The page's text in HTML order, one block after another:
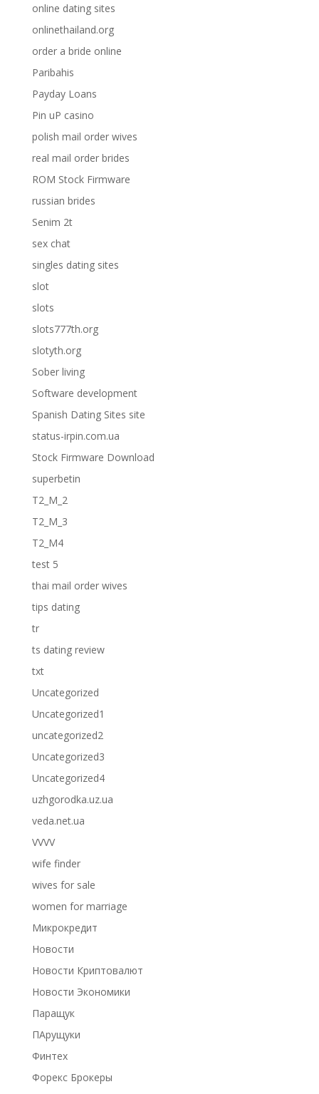
online dating sites
onlinethailand.org
order a bride online
Paribahis
Payday Loans
Pin uP casino
polish mail order wives
real mail order brides
ROM Stock Firmware
russian brides
Senim 2t
sex chat
singles dating sites
slot
slots
slots777th.org
slotyth.org
Sober living
Software development
Spanish Dating Sites site
status-irpin.com.ua
Stock Firmware Download
superbetin
T2_M_2
T2_M_3
T2_M4
test 5
thai mail order wives
tips dating
tr
ts dating review
txt
Uncategorized
Uncategorized1
uncategorized2
Uncategorized3
Uncategorized4
uzhgorodka.uz.ua
veda.net.ua
VVVV
wife finder
wives for sale
women for marriage
Микрокредит
Новости
Новости Криптовалют
Новости Экономики
Паращук
ПАрущуки
Финтех
Форекс Брокеры